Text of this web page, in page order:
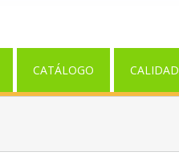
CATÁLOGO CALIDAD